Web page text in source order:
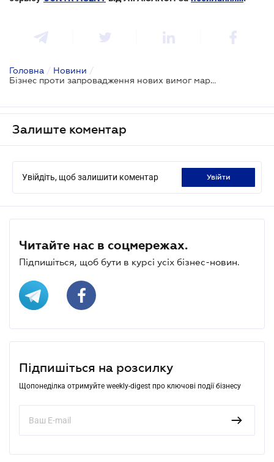
Головна / Новини /
Бізнес проти запровадження нових вимог маркування продукції
Залиште коментар
Увійдіть, щоб залишити коментар увійти
Читайте нас в соцмережах.
Підпишіться, щоб бути в курсі усіх бізнес-новин.
Підпишіться на розсилку
Щопонеділка отримуйте weekly-digest про ключові події бізнесу